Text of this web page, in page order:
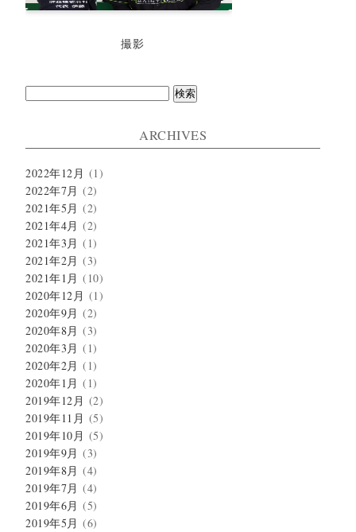
撮影
ARCHIVES
2022年12月 (1)
2022年7月 (2)
2021年5月 (2)
2021年4月 (2)
2021年3月 (1)
2021年2月 (3)
2021年1月 (10)
2020年12月 (1)
2020年9月 (2)
2020年8月 (3)
2020年3月 (1)
2020年2月 (1)
2020年1月 (1)
2019年12月 (2)
2019年11月 (5)
2019年10月 (5)
2019年9月 (3)
2019年8月 (4)
2019年7月 (4)
2019年6月 (5)
2019年5月 (6)